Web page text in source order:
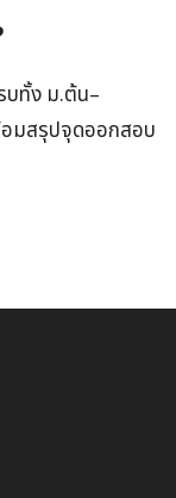
บทั้ง ม.ต้น–
อมสรุปจุดออกสอบ